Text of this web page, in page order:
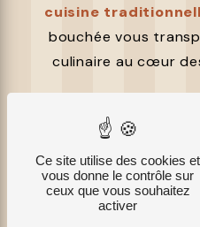
cuisine
bouchée vous
culinaire au cœur
Ambiance
pour une
L'ambiance
crée le cadre idéal
mémorable.
Ce site utilise des cookies et
vous donne le contrôle sur
ceux que vous souhaitez
activer